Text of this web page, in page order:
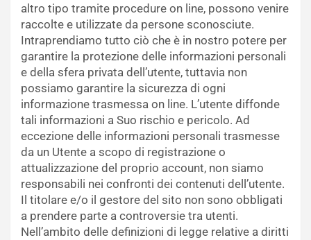
altro tipo tramite procedure on line, possono venire
raccolte e utilizzate da persone sconosciute.
Intraprendiamo tutto ciò che è in nostro potere per
garantire la protezione delle informazioni personali
e della sfera privata dell’utente, tuttavia non
possiamo garantire la sicurezza di ogni
informazione trasmessa on line. L’utente diffonde
tali informazioni a Suo rischio e pericolo. Ad
eccezione delle informazioni personali trasmesse
da un Utente a scopo di registrazione o
attualizzazione del proprio account, non siamo
responsabili nei confronti dei contenuti dell’utente.
Il titolare e/o il gestore del sito non sono obbligati
a prendere parte a controversie tra utenti.
Nell’ambito delle definizioni di legge relative a diritti